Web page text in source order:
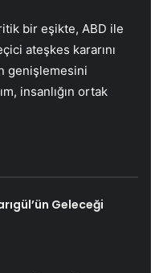
bir eşikte, ABD ile
ateşkes kararını
genişlemesini
insanlığın ortak
Geleceği